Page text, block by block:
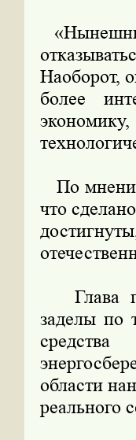
Наоборот,
более
По
что
Глава
заделы по
средства
области
реального